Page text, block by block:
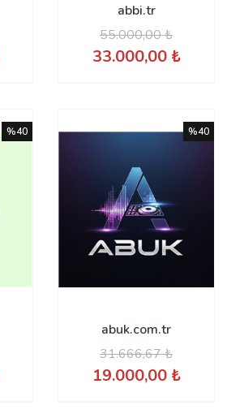
abbi.tr
55.000,00 ₺
33.000,00 ₺
%40
abuk.com.tr
31.666,67 ₺
19.000,00 ₺
%40